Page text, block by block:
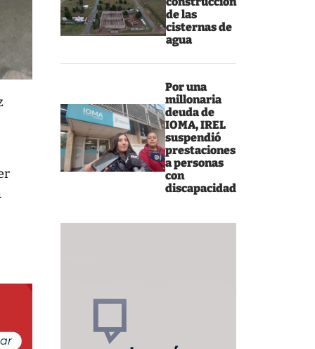
de las
cisternas de
agua
Por una
millonaria
deuda de
IOMA, IREL
suspendió
prestaciones
a personas
con
discapacidad